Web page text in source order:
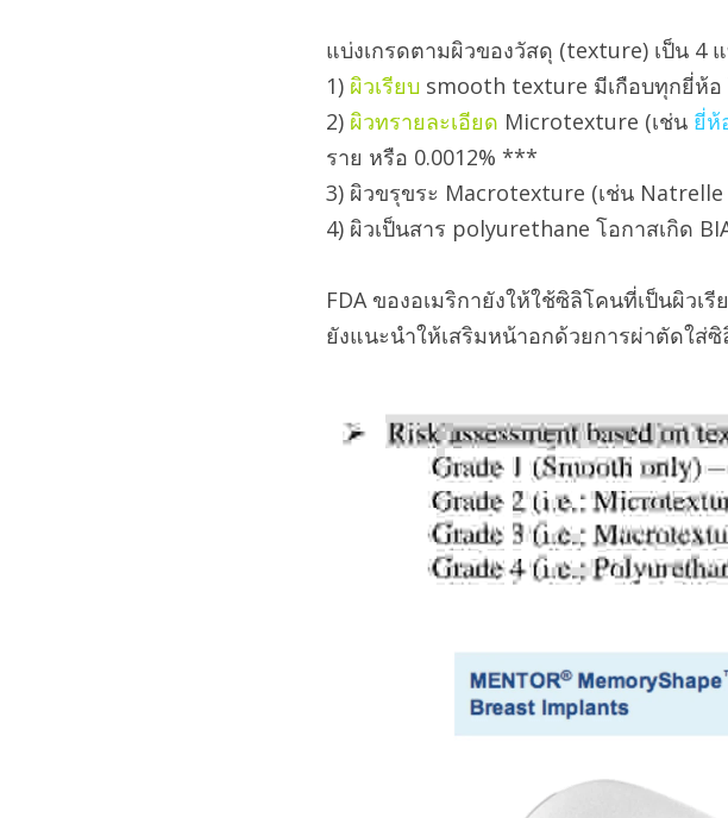
แบ่งเกรดตามผิวของวัสดุ (texture) เป็น 4
1) ผิวเรียบ smooth texture มีเกือบทุกยี่ห้อ
2) ผิวทรายละเอียด Microtexture (เช่น ยี่ห้
ราย หรือ 0.0012% ***
3) ผิวขรุขระ Macrotexture (เช่น Natrelle
4) ผิวเป็นสาร polyurethane โอกาสเกิด
FDA ของอเมริกายังให้ใช้ซิลิโคนที่เป็นผิวเ
ยังแนะนำให้เสริมหน้าอกด้วยการผ่าตัดใส่